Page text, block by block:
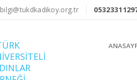
bilgi@tukdkadikoy.org.tr